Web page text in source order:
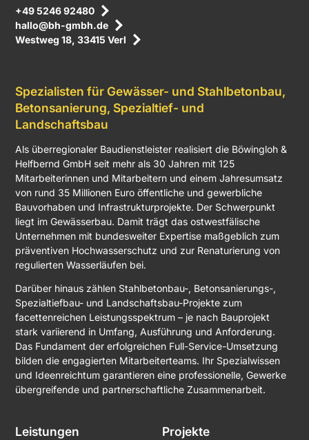
+49 5246 92480
hallo@bh-gmbh.de
Westweg 18, 33415 Verl
Spezialisten für Gewässer- und Stahlbetonbau,
Betonsanierung, Spezialtief- und
Landschaftsbau
Als überregionaler Baudienstleister realisiert die Böwingloh &
Helfbernd GmbH seit mehr als 30 Jahren mit 125
Mitarbeiterinnen und Mitarbeitern und einem Jahresumsatz
von rund 35 Millionen Euro öffentliche und gewerbliche
Bauvorhaben und Infrastrukturprojekte. Der Schwerpunkt
liegt im Gewässerbau. Damit trägt das ostwestfälische
Unternehmen mit bundesweiter Expertise maßgeblich zum
präventiven Hochwasserschutz und zur Renaturierung von
regulierten Wasserläufen bei.
Darüber hinaus zählen Stahlbetonbau-, Betonsanierungs-,
Spezialtiefbau- und Landschaftsbau-Projekte zum
facettenreichen Leistungsspektrum – je nach Bauprojekt
stark variierend in Umfang, Ausführung und Anforderung.
Das Fundament der erfolgreichen Full-Service-Umsetzung
bilden die engagierten Mitarbeiterteams. Ihr Spezialwissen
und Ideenreichtum garantieren eine professionelle, Gewerke
übergreifende und partnerschaftliche Zusammenarbeit.
Leistungen Projekte